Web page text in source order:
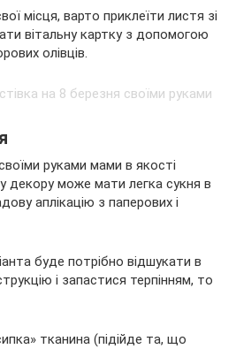
місця, варто приклеїти листя зі
вітальну картку з допомогою
олівців.
руками мами в якості
декору може мати легка сукня в
аплікацію з паперових і
буде потрібно відшукати в
і запастися терпінням, то
тканина (підійде та, що